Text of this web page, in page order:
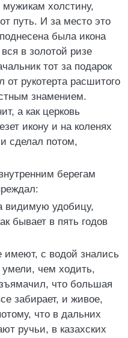
мужикам холстину,
путь. И за место это
была икона
в золотой ризе
тот за подарок
от рукотерта расшитого
знамением.
а как церковь
икону и на коленях
и сделал потом,
берегам
видимую удобицу,
бывает в пять годов
имеют, с водой знались
умели, чем ходить,
что большая
забирает, и живое,
что в дальних
ручьи, в казахских